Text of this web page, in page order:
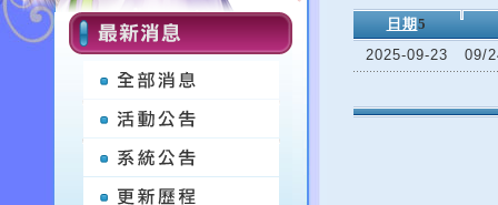
日期 5
2025-09-23
09/